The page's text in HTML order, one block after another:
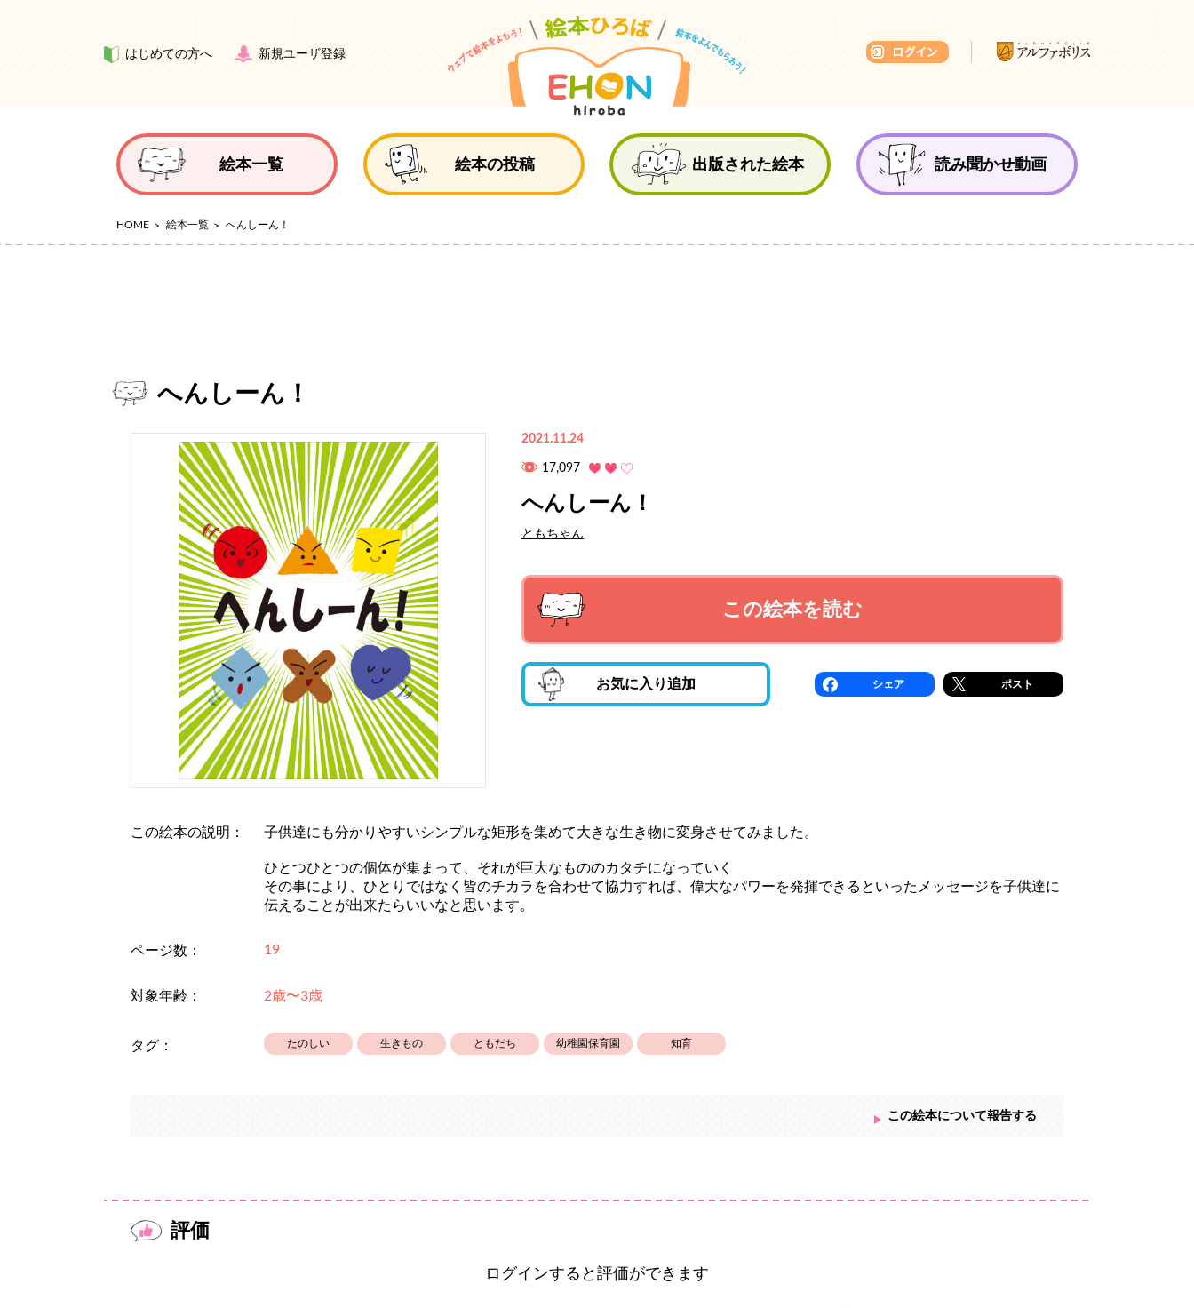
はじめての方へ 新規ユーザ登録
絵本一覧 絵本の投稿 出版された絵本 読み聞かせ動画
HOME 絵本一覧 へんしーん！
へんしーん！
2021.11.24
17,097
へんしーん！
ともちゃん
この絵本を読む
お気に入り追加 シェア ポスト
この絵本の説明： 子供達にも分かりやすいシンプルな矩形を集めて大きな生き物に変身させてみました。
ひとつひとつの個体が集まって、それが巨大なもののカタチになっていく
その事により、ひとりではなく皆のチカラを合わせて協力すれば、偉大なパワーを発揮できるといったメッセージを子供達に
伝えることが出来たらいいなと思います。
ページ数： 19
対象年齢： 2歳〜3歳
タグ： たのしい 生きもの ともだち 幼稚園保育園 知育
この絵本について報告する
評価
ログインすると評価ができます